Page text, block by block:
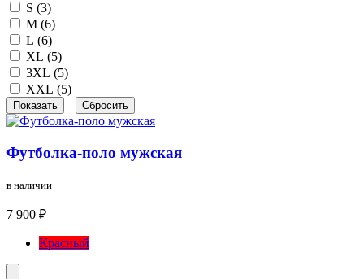
S (3)
M (6)
L (6)
XL (5)
3XL (5)
XXL (5)
Футболка-поло мужская
в наличии
7 900 ₽
Красный